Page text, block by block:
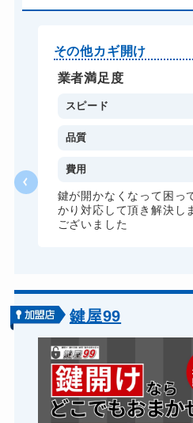
金庫カギ修理
金庫カギ交換
ロッカーカギ開け
その他カギ開け
業者満足度
スピード
品質
費用
鍵が開かなくなって困っ
かり対応して頂き解決し
ございました
鍵屋99